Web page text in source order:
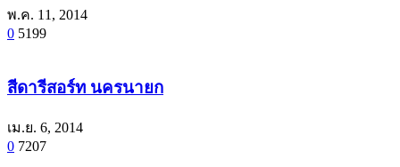
พ.ค. 11, 2014
0 5199
สีดารีสอร์ท นครนายก
เม.ย. 6, 2014
0 7207